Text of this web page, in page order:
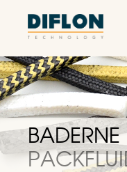
BADERNE